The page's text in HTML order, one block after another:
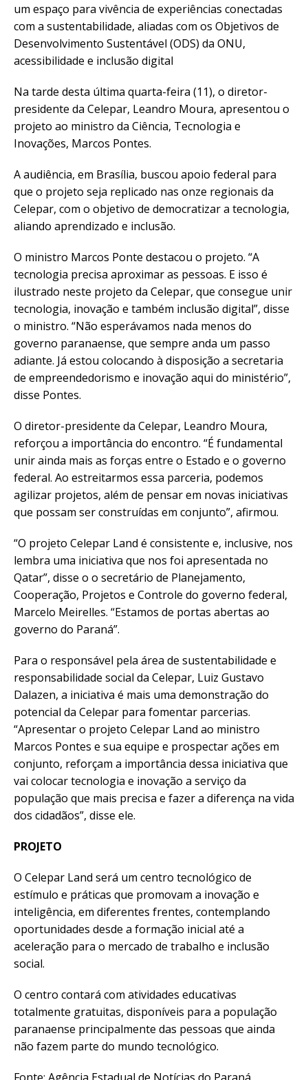
um espaço para vivência de experiências conectadas
com a sustentabilidade, aliadas com os Objetivos de
Desenvolvimento Sustentável (ODS) da ONU,
acessibilidade e inclusão digital
Na tarde desta última quarta-feira (11), o diretor-
presidente da Celepar, Leandro Moura, apresentou o
projeto ao ministro da Ciência, Tecnologia e
Inovações, Marcos Pontes.
A audiência, em Brasília, buscou apoio federal para
que o projeto seja replicado nas onze regionais da
Celepar, com o objetivo de democratizar a tecnologia,
aliando aprendizado e inclusão.
O ministro Marcos Ponte destacou o projeto. “A
tecnologia precisa aproximar as pessoas. E isso é
ilustrado neste projeto da Celepar, que consegue unir
tecnologia, inovação e também inclusão digital”, disse
o ministro. “Não esperávamos nada menos do
governo paranaense, que sempre anda um passo
adiante. Já estou colocando à disposição a secretaria
de empreendedorismo e inovação aqui do ministério”,
disse Pontes.
O diretor-presidente da Celepar, Leandro Moura,
reforçou a importância do encontro. “É fundamental
unir ainda mais as forças entre o Estado e o governo
federal. Ao estreitarmos essa parceria, podemos
agilizar projetos, além de pensar em novas iniciativas
que possam ser construídas em conjunto”, afirmou.
“O projeto Celepar Land é consistente e, inclusive, nos
lembra uma iniciativa que nos foi apresentada no
Qatar”, disse o o secretário de Planejamento,
Cooperação, Projetos e Controle do governo federal,
Marcelo Meirelles. “Estamos de portas abertas ao
governo do Paraná”.
Para o responsável pela área de sustentabilidade e
responsabilidade social da Celepar, Luiz Gustavo
Dalazen, a iniciativa é mais uma demonstração do
potencial da Celepar para fomentar parcerias.
“Apresentar o projeto Celepar Land ao ministro
Marcos Pontes e sua equipe e prospectar ações em
conjunto, reforçam a importância dessa iniciativa que
vai colocar tecnologia e inovação a serviço da
população que mais precisa e fazer a diferença na vida
dos cidadãos”, disse ele.
PROJETO
O Celepar Land será um centro tecnológico de
estímulo e práticas que promovam a inovação e
inteligência, em diferentes frentes, contemplando
oportunidades desde a formação inicial até a
aceleração para o mercado de trabalho e inclusão
social.
O centro contará com atividades educativas
totalmente gratuitas, disponíveis para a população
paranaense principalmente das pessoas que ainda
não fazem parte do mundo tecnológico.